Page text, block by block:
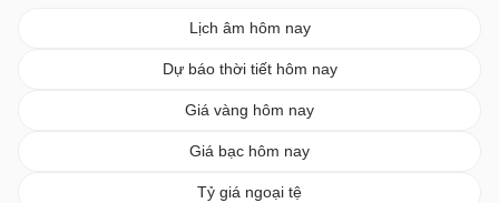
Lịch âm hôm nay
Dự báo thời tiết hôm nay
Giá vàng hôm nay
Giá bạc hôm nay
Tỷ giá ngoại tệ